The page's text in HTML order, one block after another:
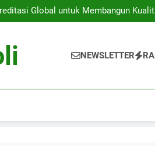
Secara
Global untuk Membangun
Space Instansi Pendidikan
Secara
Global untuk Membangun
Space Instansi Pendidikan
NEWSLETTER